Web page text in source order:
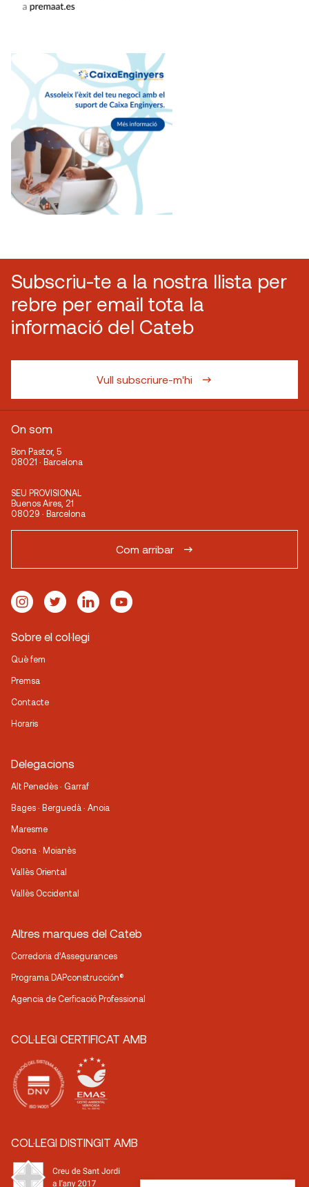
Subscriu-te a la nostra llista per
rebre per email tota la
informació del Cateb
Vull subscriure-m'hi
On som
Bon Pastor, 5
08021 · Barcelona
SEU PROVISIONAL
Buenos Aires, 21
08029 · Barcelona
Com arribar
Sobre el col·legi
Què fem
Premsa
Contacte
Horaris
Delegacions
Alt Penedès · Garraf
Bages · Berguedà · Anoia
Maresme
Osona · Moianès
Vallès Oriental
Vallès Occidental
Altres marques del Cateb
Corredoria d’Assegurances
Programa DAPconstrucción®
Agencia de Cerficació Professional
COL·LEGI CERTIFICAT AMB
COL·LEGI DISTINGIT AMB